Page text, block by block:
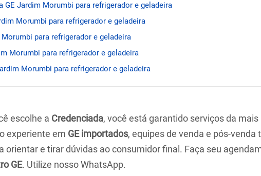
GE Jardim Morumbi para refrigerador e geladeira
Morumbi para refrigerador e geladeira
Morumbi para refrigerador e geladeira
Morumbi para refrigerador e geladeira
Morumbi para refrigerador e geladeira
escolhe a Credenciada, você está garantido serviços da
experiente em GE importados, equipes de venda e pós-venda
orientar e tirar dúvidas ao consumidor final. Faça seu
GE. Utilize nosso WhatsApp.